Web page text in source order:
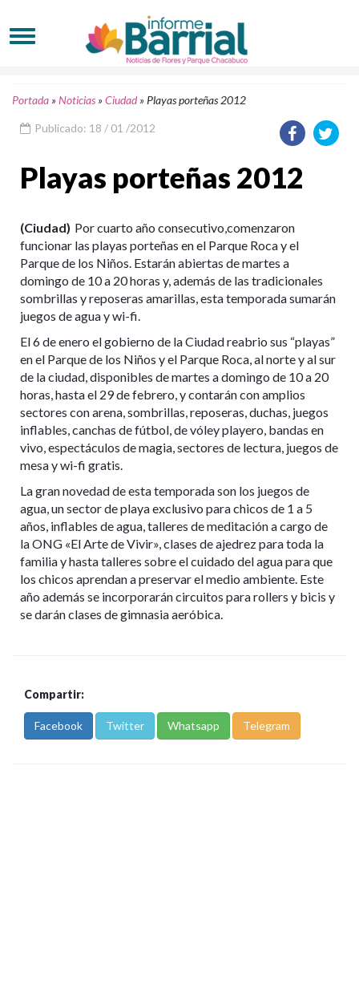
Portada »Noticias »Ciudad» Playas porteñas 2012
Publicado: 18 / 01 /2012
Playas porteñas 2012
(Ciudad) Por cuarto año consecutivo,comenzaron
funcionar las playas porteñas en el Parque Roca y el
Parque de los Niños. Estarán abiertas de martes a
domingo de 10 a 20 horas y, además de las tradicionales
sombrillas y reposeras amarillas, esta temporada sumarán
juegos de agua y wi-fi.
El 6 de enero el gobierno de la Ciudad reabrio sus “playas”
en el Parque de los Niños y el Parque Roca, al norte y al sur
de la ciudad, disponibles de martes a domingo de 10 a 20
horas, hasta el 29 de febrero, y contarán con amplios
sectores con arena, sombrillas, reposeras, duchas, juegos
inflables, canchas de fútbol, de vóley playero, bandas en
vivo, espectáculos de magia, sectores de lectura, juegos de
mesa y wi-fi gratis.
La gran novedad de esta temporada son los juegos de
agua, un sector de playa exclusivo para chicos de 1 a 5
años, inflables de agua, talleres de meditación a cargo de
la ONG «El Arte de Vivir», clases de ajedrez para toda la
familia y hasta talleres sobre el cuidado del agua para que
los chicos aprendan a preservar el medio ambiente. Este
año además se incorporarán circuitos para rollers y bicis y
se darán clases de gimnasia aeróbica.
Compartir:
Facebook Twitter Whatsapp Telegram